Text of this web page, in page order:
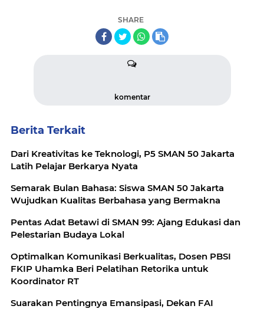
SHARE
komentar
Berita Terkait
Dari Kreativitas ke Teknologi, P5 SMAN 50 Jakarta
Latih Pelajar Berkarya Nyata
Semarak Bulan Bahasa: Siswa SMAN 50 Jakarta
Wujudkan Kualitas Berbahasa yang Bermakna
Pentas Adat Betawi di SMAN 99: Ajang Edukasi dan
Pelestarian Budaya Lokal
Optimalkan Komunikasi Berkualitas, Dosen PBSI
FKIP Uhamka Beri Pelatihan Retorika untuk
Koordinator RT
Suarakan Pentingnya Emansipasi, Dekan FAI